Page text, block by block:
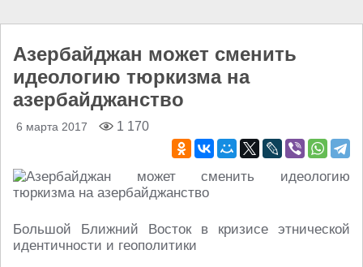
Азербайджан может сменить
идеологию тюркизма на
азербайджанство
6 марта 2017 1 170
Большой Ближний Восток в кризисе этнической
идентичности и геополитики